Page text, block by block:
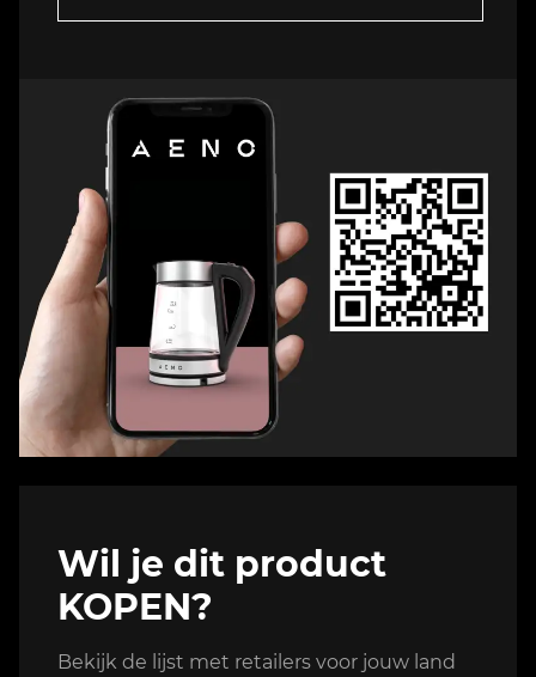
Wil je dit product
KOPEN?
Bekijk de lijst met retailers voor jouw land